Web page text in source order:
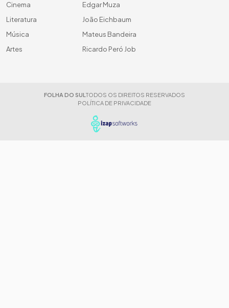
Cinema
Literatura
Música
Artes
Edgar Muza
João Eichbaum
Mateus Bandeira
Ricardo Peró Job
FOLHA DO SUL TODOS OS DIREITOS RESERVADOS
POLÍTICA DE PRIVACIDADE